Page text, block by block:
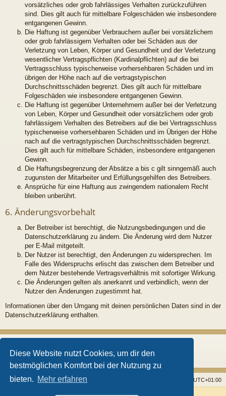
Diese Website nutzt Cookies, um dir den
bestmöglichen Komfort bei der Nutzung zu
bieten. Mehr erfahren
vorsätzliches oder grob fahrlässiges Verhalten zurückzuführen
sind. Dies gilt auch für mittelbare Folgeschäden wie insbesondere
entgangenen Gewinn.
Die Haftung ist gegenüber Verbrauchern außer bei vorsätzlichem
oder grob fahrlässigem Verhalten oder bei Schäden aus der
Verletzung von Leben, Körper und Gesundheit und der Verletzung
wesentlicher Vertragspflichten (Kardinalpflichten) auf die bei
Vertragsschluss typischerweise vorhersehbaren Schäden und im
übrigen der Höhe nach auf die vertragstypischen
Durchschnittsschäden begrenzt. Dies gilt auch für mittelbare
Folgeschäden wie insbesondere entgangenen Gewinn.
Die Haftung ist gegenüber Unternehmern außer bei der Verletzung
von Leben, Körper und Gesundheit oder vorsätzlichem oder grob
fahrlässigem Verhalten des Betreibers auf die bei Vertragsschluss
typischerweise vorhersehbaren Schäden und im Übrigen der Höhe
nach auf die vertragstypischen Durchschnittsschäden begrenzt.
Dies gilt auch für mittelbare Schäden, insbesondere entgangenen
Gewinn.
Die Haftungsbegrenzung der Absätze a bis c gilt sinngemäß auch
zugunsten der Mitarbeiter und Erfüllungsgehilfen des Betreibers.
Ansprüche für eine Haftung aus zwingendem nationalem Recht
bleiben unberührt.
6. Änderungsvorbehalt
Der Betreiber ist berechtigt, die Nutzungsbedingungen und die
Datenschutzerklärung zu ändern. Die Änderung wird dem Nutzer
per E-Mail mitgeteilt.
Der Nutzer ist berechtigt, den Änderungen zu widersprechen. Im
Falle des Widerspruchs erlischt das zwischen dem Betreiber und
dem Nutzer bestehende Vertragsverhältnis mit sofortiger Wirkung.
Die Änderungen gelten als anerkannt und verbindlich, wenn der
Nutzer den Änderungen zugestimmt hat.
Informationen über den Umgang mit deinen persönlichen Daten sind in der
Datenschutzerklärung enthalten.
Startseite Foren UTC+01:00